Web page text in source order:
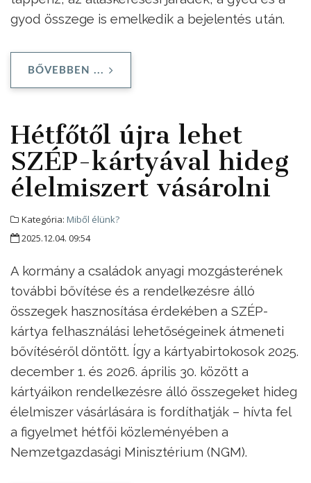
gyod összege is emelkedik a bejelentés után.
BŐVEBBEN ...
Hétfőtől újra lehet
SZÉP-kártyával hideg
élelmiszert vásárolni
Kategória: Miből élünk?
2025.12.04. 09:54
A kormány a családok anyagi mozgásterének
további bővítése és a rendelkezésre álló
összegek hasznosítása érdekében a SZÉP-
kártya felhasználási lehetőségeinek átmeneti
bővítéséről döntött. Így a kártyabirtokosok 2025.
december 1. és 2026. április 30. között a
kártyáikon rendelkezésre álló összegeket hideg
élelmiszer vásárlására is fordíthatják – hívta fel
a figyelmet hétfői közleményében a
Nemzetgazdasági Minisztérium (NGM).